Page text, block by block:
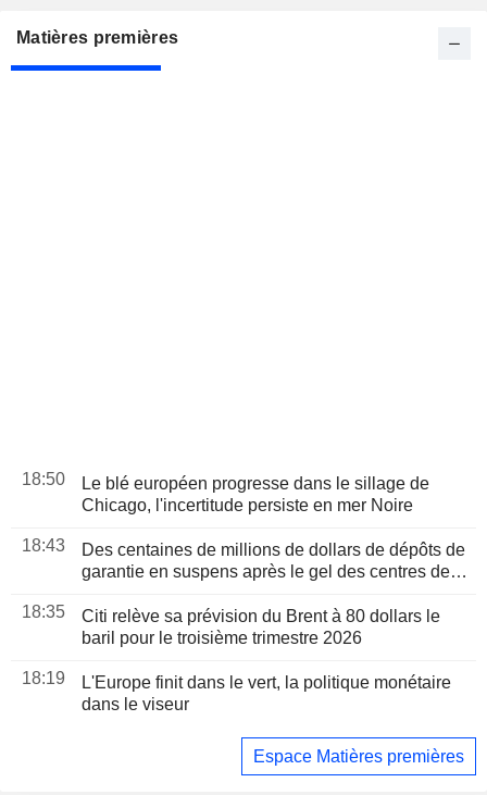
Matières premières
18:50
Le blé européen progresse dans le sillage de
Chicago, l'incertitude persiste en mer Noire
18:43
Des centaines de millions de dollars de dépôts de
garantie en suspens après le gel des centres de
18:35
Citi relève sa prévision du Brent à 80 dollars le
baril pour le troisième trimestre 2026
18:19
L'Europe finit dans le vert, la politique monétaire
dans le viseur
Espace Matières premières